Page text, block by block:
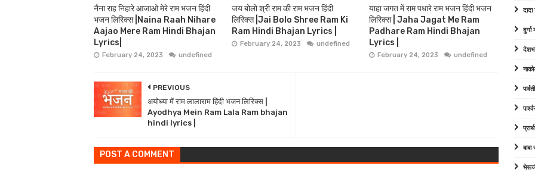
नैना राह निहारे आजाओ मेरे राम भजन हिंदी
भजन लिरिक्स |Naina Raah Nihare
Aajao Mere Ram Hindi Bhajan
Lyrics|
February 24, 2023 undefined
जय बोलो श्री राम की राम भजन हिंदी
लिरिक्स |Jai Bolo Shree Ram Ki
Ram Hindi Bhajan Lyrics |
February 24, 2023 undefined
याहा जगत में राम पधारे राम भजन हिंदी भजन
लिरिक्स | Jaha Jagat Me Ram
Padhare Ram Hindi Bhajan
Lyrics |
February 24, 2023 undefined
PREVIOUS
अयोध्या में राम लालाराम हिंदी भजन लिरिक्स |
Ayodhya Mein Ram Lala Ram bhajan
hindi lyrics |
POST A COMMENT